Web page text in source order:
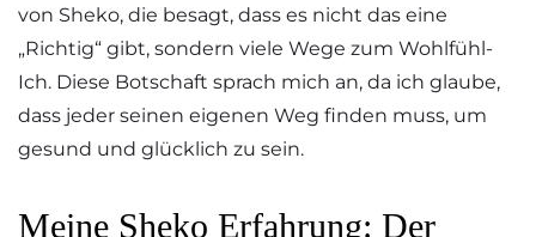
von Sheko, die besagt, dass es nicht das eine
„Richtig“ gibt, sondern viele Wege zum Wohlfühl-
Ich. Diese Botschaft sprach mich an, da ich glaube,
dass jeder seinen eigenen Weg finden muss, um
gesund und glücklich zu sein.
Meine Sheko Erfahrung: Der